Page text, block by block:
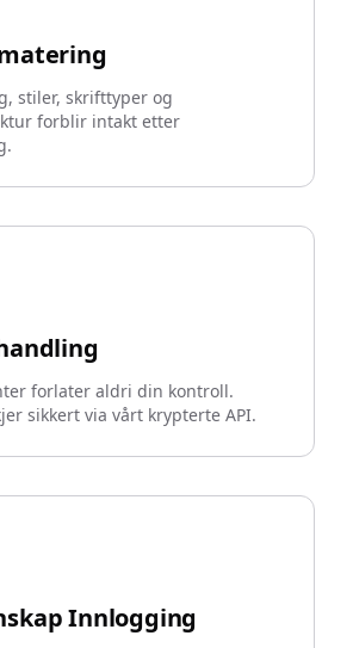
stiler, skrifttyper og
forblir intakt etter
forlater aldri din kontroll.
sikkert via vårt krypterte API.
Innlogging